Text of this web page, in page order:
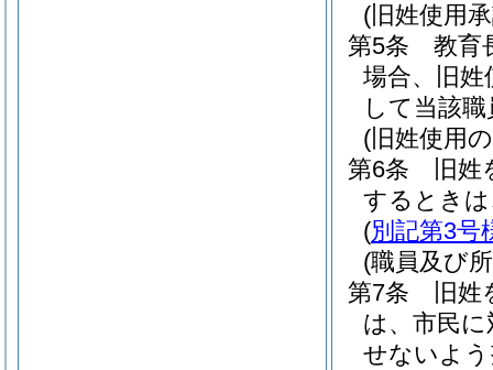
(旧姓使用
第5条
教育
場合、旧姓
して当該
(旧姓使用
第6条
旧
するとき
(別記第3号
(職員及び
第7条
旧
は、市民
せないよ